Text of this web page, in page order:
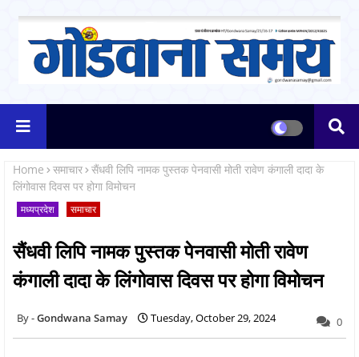
Home समाचार सैंधवी लिपि नामक पुस्तक पेनवासी मोती रावेण कंगाली दादा के
लिंगोवास दिवस पर होगा विमोचन
मध्यप्रदेश समाचार
सैंधवी लिपि नामक पुस्तक पेनवासी मोती रावेण
कंगाली दादा के लिंगोवास दिवस पर होगा विमोचन
Gondwana Samay Tuesday, October 29, 2024 0